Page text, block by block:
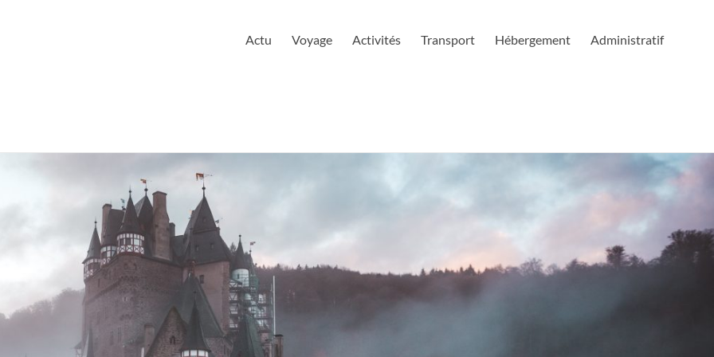
Actu Voyage Activités Transport Hébergement Administratif